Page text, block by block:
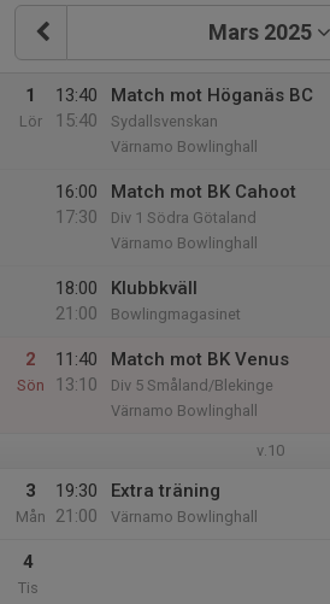
Mars 2025
1
Lör
13:40
15:40
Match mot Höganäs BC
Sydallsvenskan
Värnamo Bowlinghall
16:00
17:30
Match mot BK Cahoot
Div 1 Södra Götaland
Värnamo Bowlinghall
18:00
21:00
Klubbkväll
Bowlingmagasinet
2
Sön
11:40
13:10
Match mot BK Venus
Div 5 Småland/Blekinge
Värnamo Bowlinghall
v.10
3
Mån
19:30
21:00
Extra träning
Värnamo Bowlinghall
4
Tis